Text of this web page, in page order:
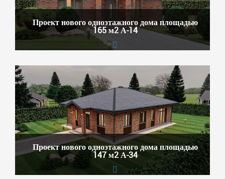
Проект нового одноэтажного дома площадью
165 м2 А-14
Проект нового одноэтажного дома площадью
147 м2 А-34